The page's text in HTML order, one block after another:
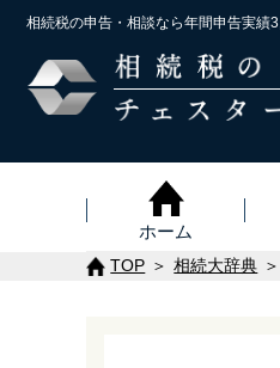
相続税の申告・相談なら年間申告実績
ホーム
TOP 相続大辞典